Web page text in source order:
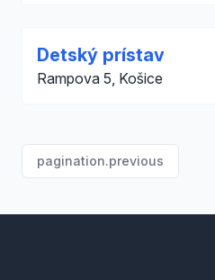
Detský prístav
Rampova 5, Košice
pagination.previous